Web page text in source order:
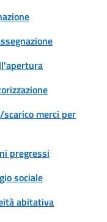
scarico merci per
pregressi
sociale
abitativa